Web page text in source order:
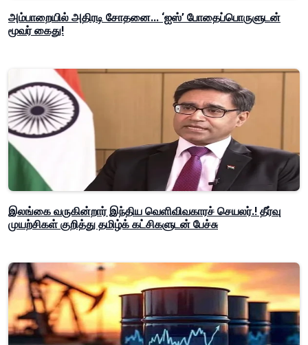
அம்பாறையில் அதிரடி சோதனை... ‘ஐஸ்’ போதைப்பொருளுடன்
மூவர் கைது!
இலங்கை வருகின்றார் இந்திய வெளிவிவகாரச் செயலர்.! தீர்வு
முயற்சிகள் குறித்து தமிழ்க் கட்சிகளுடன் பேச்சு